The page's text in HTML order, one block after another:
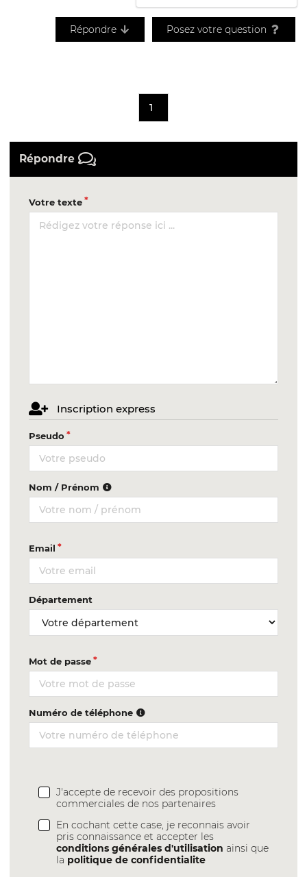
Répondre Posez votre question
1
Répondre
Votre texte
Inscription express
Pseudo
Nom / Prénom
Email
Département
Mot de passe
Numéro de téléphone
J'accepte de recevoir des propositions
commerciales de nos partenaires
En cochant cette case, je reconnais avoir
pris connaissance et accepter les
conditions générales d'utilisation ainsi que
la politique de confidentialite